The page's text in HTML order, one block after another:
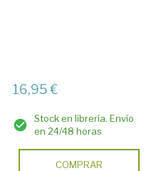
16,95 €
Stock en librería. Envío
en 24/48 horas
COMPRAR